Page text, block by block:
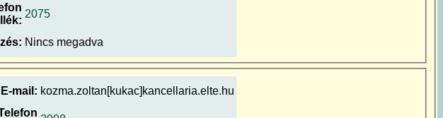
2075
Nincs megadva
E-mail: kozma.zoltan[kukac]kancellaria.elte.hu